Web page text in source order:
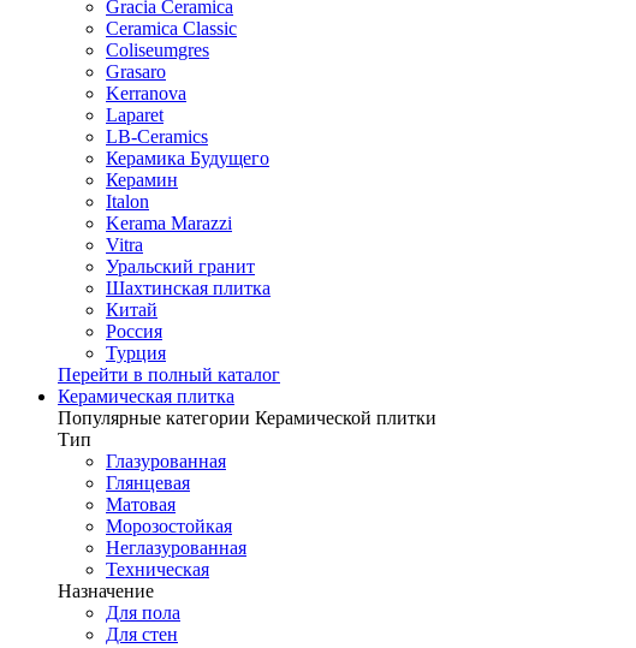
Gracia Ceramica
Ceramica Classic
Coliseumgres
Grasaro
Kerranova
Laparet
LB-Ceramics
Керамика Будущего
Керамин
Italon
Kerama Marazzi
Vitra
Уральский гранит
Шахтинская плитка
Китай
Россия
Турция
Перейти в полный каталог
Керамическая плитка
Популярные категории Керамической плитки
Тип
Глазурованная
Глянцевая
Матовая
Морозостойкая
Неглазурованная
Техническая
Назначение
Для пола
Для стен